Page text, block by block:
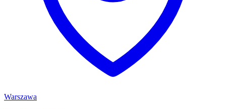
Warszawa